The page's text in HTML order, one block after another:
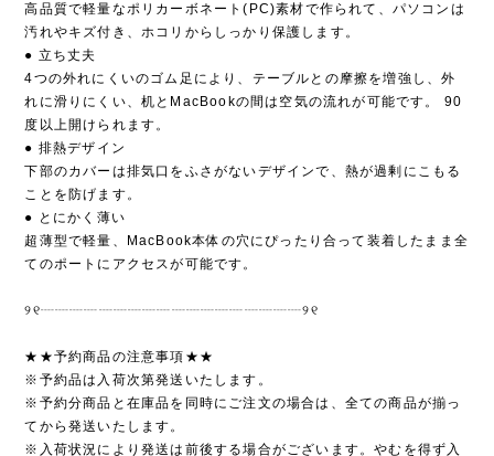
高品質で軽量なポリカーボネート(PC)素材で作られて、パソコンは
汚れやキズ付き、ホコリからしっかり保護します。
● 立ち丈夫
4つの外れにくいのゴム足により、テーブルとの摩擦を増強し、外
れに滑りにくい、机とMacBookの間は空気の流れが可能です。 90
度以上開けられます。
● 排熱デザイン
下部のカバーは排気口をふさがないデザインで、熱が過剰にこもる
ことを防げます。
● とにかく薄い
超薄型で軽量、MacBook本体の穴にぴったり合って装着したまま全
てのポートにアクセスが可能です。
୨୧┈┈┈┈┈┈┈┈┈┈┈┈┈┈┈┈┈┈୨୧
★★予約商品の注意事項★★
※予約品は入荷次第発送いたします。
※予約分商品と在庫品を同時にご注文の場合は、全ての商品が揃っ
てから発送いたします。
※入荷状況により発送は前後する場合がございます。やむを得ず入